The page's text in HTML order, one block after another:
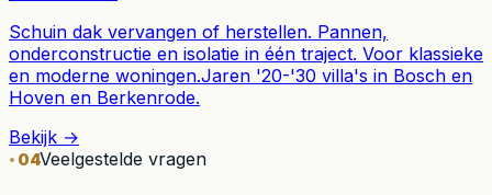
Schuin dak vervangen of herstellen. Pannen,
onderconstructie en isolatie in één traject. Voor klassieke
en moderne woningen.Jaren '20-'30 villa's in Bosch en
Hoven en Berkenrode.
Bekijk →
04Veelgestelde vragen